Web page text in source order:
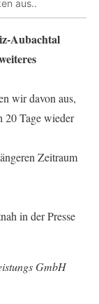
aus..
Aubachtal
wir davon aus,
20 Tage wieder
Zeitraum
in der Presse
GmbH